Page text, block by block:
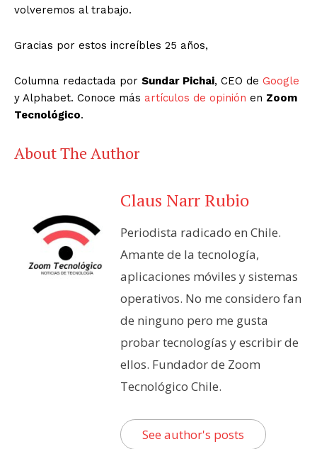
volveremos al trabajo.
Gracias por estos increíbles 25 años,
Columna redactada por Sundar Pichai, CEO de Google
y Alphabet. Conoce más artículos de opinión en Zoom
Tecnológico.
About The Author
Claus Narr Rubio
Periodista radicado en Chile.
Amante de la tecnología,
aplicaciones móviles y sistemas
operativos. No me considero fan
de ninguno pero me gusta
probar tecnologías y escribir de
ellos. Fundador de Zoom
Tecnológico Chile.
See author's posts